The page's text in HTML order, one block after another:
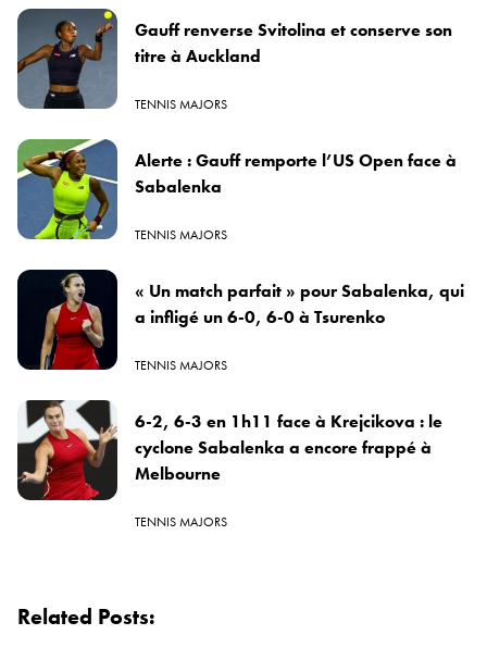
Gauff renverse Svitolina et conserve son
titre à Auckland
TENNIS MAJORS
Alerte : Gauff remporte l’US Open face à
Sabalenka
TENNIS MAJORS
« Un match parfait » pour Sabalenka, qui
a infligé un 6-0, 6-0 à Tsurenko
TENNIS MAJORS
6-2, 6-3 en 1h11 face à Krejcikova : le
cyclone Sabalenka a encore frappé à
Melbourne
TENNIS MAJORS
Related Posts: